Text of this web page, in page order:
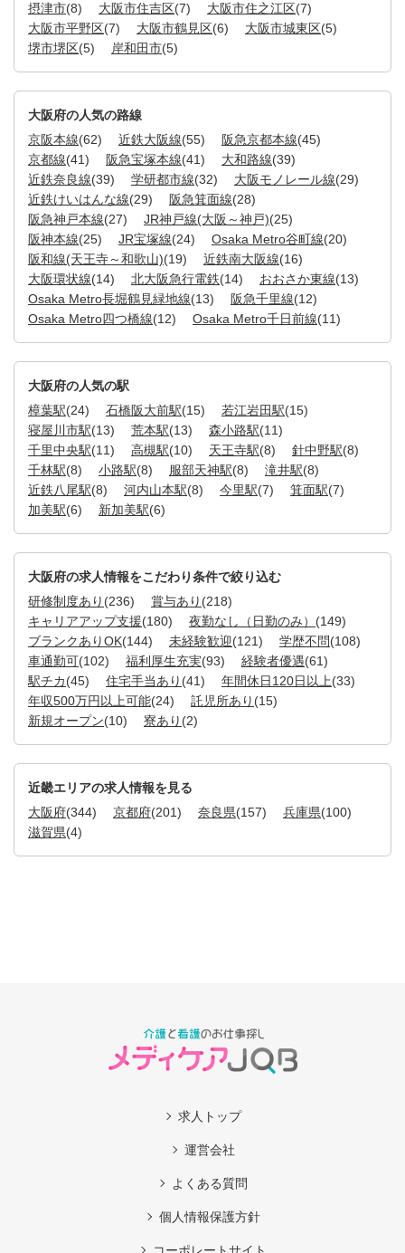
摂津市(8) 大阪市住吉区(7) 大阪市住之江区(7)
大阪市平野区(7) 大阪市鶴見区(6) 大阪市城東区(5)
堺市堺区(5) 岸和田市(5)
大阪府の人気の路線
京阪本線(62) 近鉄大阪線(55) 阪急京都本線(45)
京都線(41) 阪急宝塚本線(41) 大和路線(39)
近鉄奈良線(39) 学研都市線(32) 大阪モノレール線(29)
近鉄けいはんな線(29) 阪急箕面線(28)
阪急神戸本線(27) JR神戸線(大阪～神戸)(25)
阪神本線(25) JR宝塚線(24) Osaka Metro谷町線(20)
阪和線(天王寺～和歌山)(19) 近鉄南大阪線(16)
大阪環状線(14) 北大阪急行電鉄(14) おおさか東線(13)
Osaka Metro長堀鶴見緑地線(13) 阪急千里線(12)
Osaka Metro四つ橋線(12) Osaka Metro千日前線(11)
大阪府の人気の駅
樟葉駅(24) 石橋阪大前駅(15) 若江岩田駅(15)
寝屋川市駅(13) 荒本駅(13) 森小路駅(11)
千里中央駅(11) 高槻駅(10) 天王寺駅(8) 針中野駅(8)
千林駅(8) 小路駅(8) 服部天神駅(8) 滝井駅(8)
近鉄八尾駅(8) 河内山本駅(8) 今里駅(7) 箕面駅(7)
加美駅(6) 新加美駅(6)
大阪府の求人情報をこだわり条件で絞り込む
研修制度あり (236) 賞与あり (218)
キャリアアップ支援(180) 夜勤なし（日勤のみ） (149)
ブランクありOK(144) 未経験歓迎(121) 学歴不問(108)
車通勤可(102) 福利厚生充実(93) 経験者優遇(61)
駅チカ(45) 住宅手当あり (41) 年間休日120日以上(33)
年収500万円以上可能(24) 託児所あり (15)
新規オープン(10) 寮あり (2)
近畿エリアの求人情報を見る
大阪府(344) 京都府(201) 奈良県(157) 兵庫県(100)
滋賀県(4)
求人トップ
運営会社
よくある質問
個人情報保護方針